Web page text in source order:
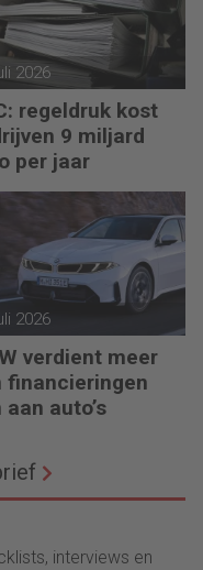
2026
regeldruk kost
9 miljard
per jaar
2026
verdient meer
financieringen
aan auto’s
interviews en